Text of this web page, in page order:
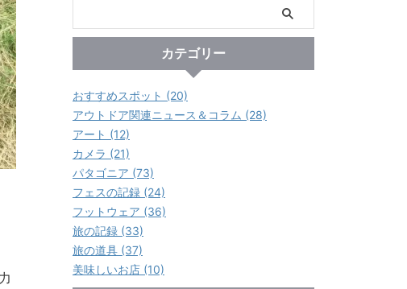
カテゴリー
おすすめスポット (20)
アウトドア関連ニュース＆コラム (28)
アート (12)
カメラ (21)
パタゴニア (73)
フェスの記録 (24)
フットウェア (36)
旅の記録 (33)
旅の道具 (37)
美味しいお店 (10)